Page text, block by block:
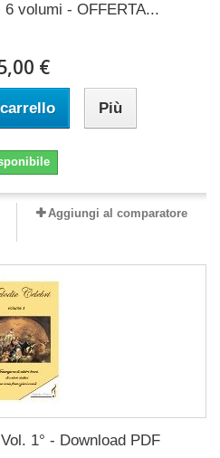
volumi - OFFERTA...
€
Più
Aggiungi al comparatore
1° - Download PDF